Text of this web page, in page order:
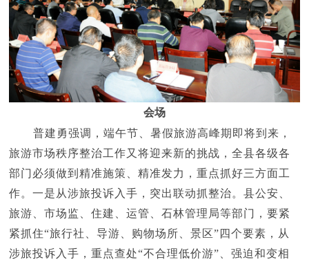
会场
普建勇强调，端午节、暑假旅游高峰期即将到来，
旅游市场秩序整治工作又将迎来新的挑战，全县各级各
部门必须做到精准施策、精准发力，重点抓好三方面工
作。一是从涉旅投诉入手，突出联动抓整治。县公安、
旅游、市场监、住建、运管、石林管理局等部门，要紧
紧抓住“旅行社、导游、购物场所、景区”四个要素，从
涉旅投诉入手，重点查处“不合理低价游”、强迫和变相